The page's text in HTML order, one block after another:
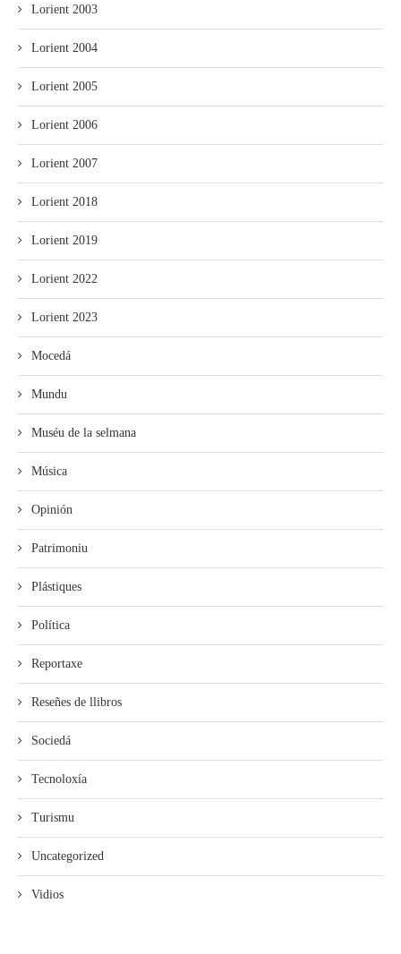
Lorient 2003
Lorient 2004
Lorient 2005
Lorient 2006
Lorient 2007
Lorient 2018
Lorient 2019
Lorient 2022
Lorient 2023
Mocedá
Mundu
Muséu de la selmana
Música
Opinión
Patrimoniu
Plástiques
Política
Reportaxe
Reseñes de llibros
Sociedá
Tecnoloxía
Turismu
Uncategorized
Vidios